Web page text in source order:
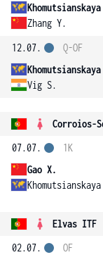
Zhang Y.
12.07.
Vig S.
Q-OF
Corroios-
07.07.
Gao X.
1K
Elvas ITF
02.07.
OF